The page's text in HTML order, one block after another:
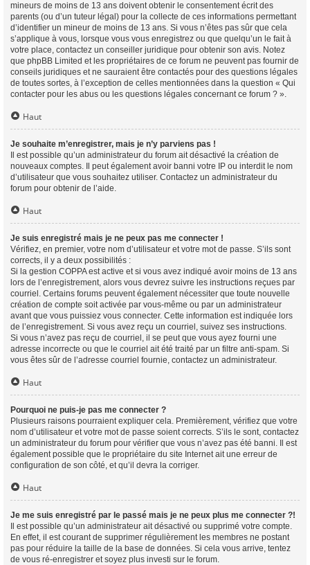
mineurs de moins de 13 ans doivent obtenir le consentement écrit des
parents (ou d’un tuteur légal) pour la collecte de ces informations permettant
d’identifier un mineur de moins de 13 ans. Si vous n’êtes pas sûr que cela
s’applique à vous, lorsque vous vous enregistrez ou que quelqu’un le fait à
votre place, contactez un conseiller juridique pour obtenir son avis. Notez
que phpBB Limited et les propriétaires de ce forum ne peuvent pas fournir de
conseils juridiques et ne sauraient être contactés pour des questions légales
de toutes sortes, à l’exception de celles mentionnées dans la question « Qui
contacter pour les abus ou les questions légales concernant ce forum ? ».
Haut
Je souhaite m’enregistrer, mais je n’y parviens pas !
Il est possible qu’un administrateur du forum ait désactivé la création de
nouveaux comptes. Il peut également avoir banni votre IP ou interdit le nom
d’utilisateur que vous souhaitez utiliser. Contactez un administrateur du
forum pour obtenir de l’aide.
Haut
Je suis enregistré mais je ne peux pas me connecter !
Vérifiez, en premier, votre nom d’utilisateur et votre mot de passe. S’ils sont
corrects, il y a deux possibilités :
Si la gestion COPPA est active et si vous avez indiqué avoir moins de 13 ans
lors de l’enregistrement, alors vous devrez suivre les instructions reçues par
courriel. Certains forums peuvent également nécessiter que toute nouvelle
création de compte soit activée par vous-même ou par un administrateur
avant que vous puissiez vous connecter. Cette information est indiquée lors
de l’enregistrement. Si vous avez reçu un courriel, suivez ses instructions.
Si vous n’avez pas reçu de courriel, il se peut que vous ayez fourni une
adresse incorrecte ou que le courriel ait été traité par un filtre anti-spam. Si
vous êtes sûr de l’adresse courriel fournie, contactez un administrateur.
Haut
Pourquoi ne puis-je pas me connecter ?
Plusieurs raisons pourraient expliquer cela. Premièrement, vérifiez que votre
nom d’utilisateur et votre mot de passe soient corrects. S’ils le sont, contactez
un administrateur du forum pour vérifier que vous n’avez pas été banni. Il est
également possible que le propriétaire du site Internet ait une erreur de
configuration de son côté, et qu’il devra la corriger.
Haut
Je me suis enregistré par le passé mais je ne peux plus me connecter ?!
Il est possible qu’un administrateur ait désactivé ou supprimé votre compte.
En effet, il est courant de supprimer régulièrement les membres ne postant
pas pour réduire la taille de la base de données. Si cela vous arrive, tentez
de vous ré-enregistrer et soyez plus investi sur le forum.